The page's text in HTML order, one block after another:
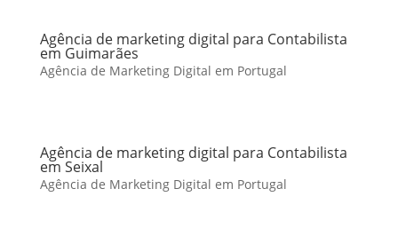
Agência de marketing digital para Contabilista
em Guimarães
Agência de Marketing Digital em Portugal
Agência de marketing digital para Contabilista
em Seixal
Agência de Marketing Digital em Portugal